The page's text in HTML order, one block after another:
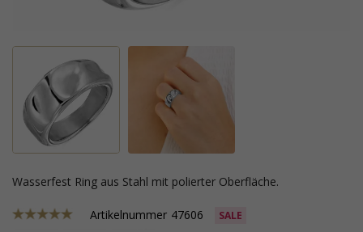
Wasserfest Ring aus Stahl mit polierter Oberfläche.
Artikelnummer 47606 SALE